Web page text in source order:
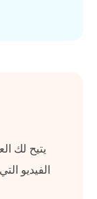
يتيح لك